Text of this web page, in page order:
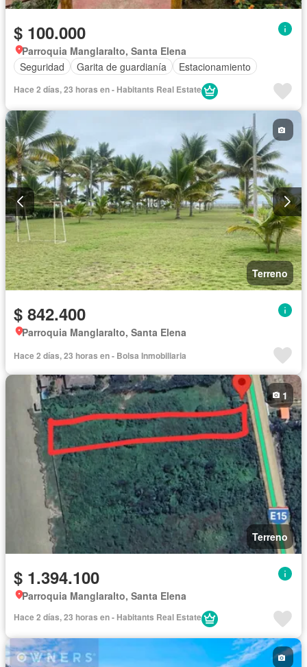
$ 100.000
Parroquia Manglaralto, Santa Elena
Seguridad
Garita de guardianía Estacionamiento
Hace 2 días, 23 horas en - Habitants Real Estate
Terreno
$ 842.400
Parroquia Manglaralto, Santa Elena
Hace 2 días, 23 horas en - Bolsa Inmobiliaria
Terreno
1
$ 1.394.100
Parroquia Manglaralto, Santa Elena
Hace 2 días, 23 horas en - Habitants Real Estate